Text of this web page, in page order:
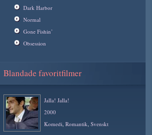
Dark Harbor
Normal
Gone Fishin’
Obsession
Blandade favoritfilmer
Jalla! Jalla!
2000
Komedi, Romantik, Svenskt